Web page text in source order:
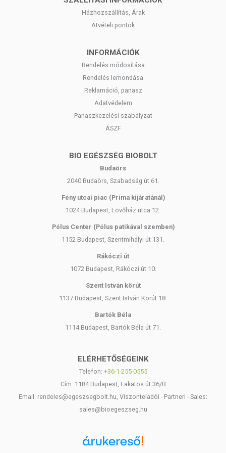
Házhozszállítás, Árak
Átvételi pontok
INFORMÁCIÓK
Rendelés módosítása
Rendelés lemondása
Reklamáció, panasz
Adatvédelem
Panaszkezelési szabályzat
ÁSZF
BIO EGÉSZSÉG BIOBOLT
Budaörs
2040 Budaörs, Szabadság út 61.
Fény utcai piac (Príma kijáratánál)
1024 Budapest, Lövőház utca 12.
Pólus Center (Pólus patikával szemben)
1152 Budapest, Szentmihályi út 131.
Rákóczi út
1072 Budapest, Rákóczi út 10.
Szent István körút
1137 Budapest, Szent István Körút 18.
Bartók Béla
1114 Budapest, Bartók Béla út 71.
ELÉRHETŐSÉGEINK
Telefon: +36-1-255-0555
Cím: 1184 Budapest, Lakatos út 36/B
Email: rendeles@egeszsegbolt.hu, Viszonteladói - Partneri - Sales:
sales@bioegeszseg.hu